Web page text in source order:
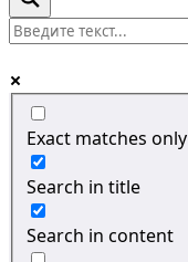
Exact matches only
Search in title
Search in content